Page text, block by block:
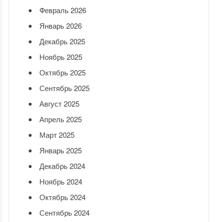
Февраль 2026
Январь 2026
Декабрь 2025
Ноябрь 2025
Октябрь 2025
Сентябрь 2025
Август 2025
Апрель 2025
Март 2025
Январь 2025
Декабрь 2024
Ноябрь 2024
Октябрь 2024
Сентябрь 2024